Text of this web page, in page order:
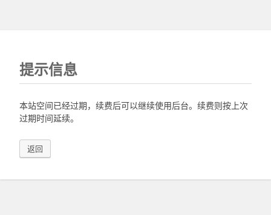
提示信息
本站空间已经过期，续费后可以继续使用后台。续费则按上次
过期时间延续。
返回